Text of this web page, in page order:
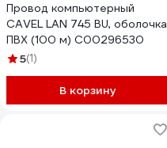
Провод компьютерный
CAVEL LAN 745 BU, оболочка
ПВХ (100 м) С00296530
5(1)
В корзину